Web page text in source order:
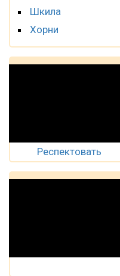
Шкила
Хорни
Респектовать